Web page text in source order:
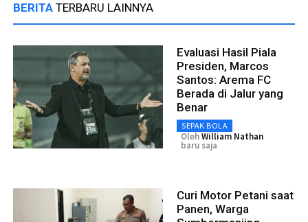
BERITA TERBARU LAINNYA
Evaluasi Hasil Piala
Presiden, Marcos
Santos: Arema FC
Berada di Jalur yang
Benar
SEPAK BOLA
OlehWilliam Nathan
baru saja
Curi Motor Petani saat
Panen, Warga